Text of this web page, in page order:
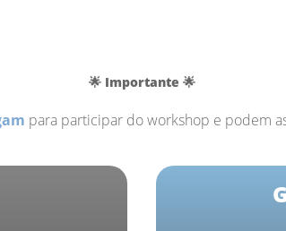
🌟 Importante 🌟
para participar do workshop e podem